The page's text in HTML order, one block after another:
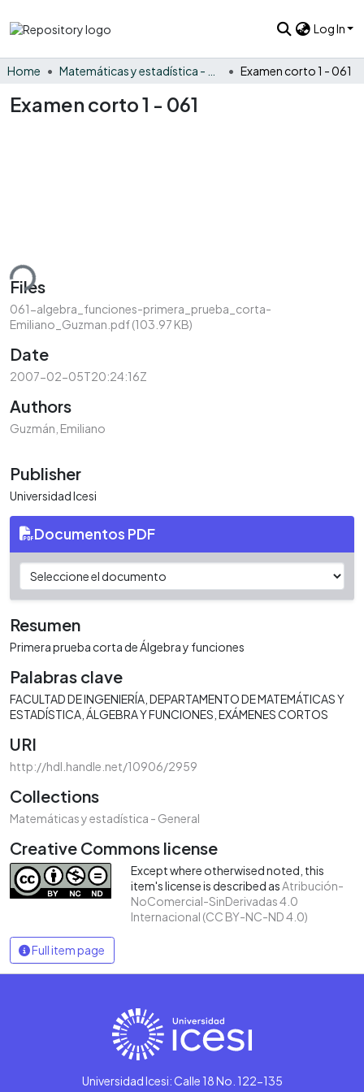
Log In
Home Examen corto 1 - 061
Examen corto 1 - 061
Files
061-algebra_funciones-primera_prueba_corta-
Emiliano_Guzman.pdf(103.97 KB)
Date
2007-02-05T20:24:16Z
Authors
Guzmán, Emiliano
Publisher
Universidad Icesi
Documentos PDF
Resumen
Primera prueba corta de Álgebra y funciones
Palabras clave
FACULTAD DE INGENIERÍA DEPARTAMENTO DE MATEMÁTICAS Y
ESTADÍSTICA ÁLGEBRA Y FUNCIONES EXÁMENES CORTOS
URI
http://hdl.handle.net/10906/2959
Collections
Matemáticas y estadística - General
Creative Commons license
Except where otherwised noted, this
item's license is described asAtribución-
NoComercial-SinDerivadas 4.0
Internacional (CC BY-NC-ND 4.0)
Full item page
Universidad Icesi: Calle 18 No. 122-135